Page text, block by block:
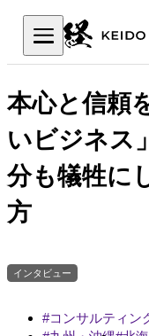
本心と信頼
いビジネ
分も犠牲に
方
インタビュー
コンサルティン